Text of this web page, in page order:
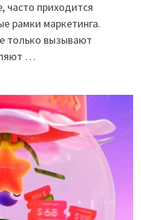
часто приходится
рамки маркетинга.
только вызывают
…